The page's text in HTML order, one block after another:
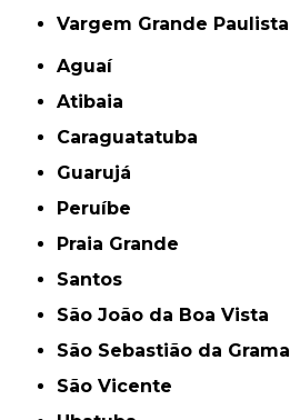
Vargem Grande Paulista
Aguaí
Atibaia
Caraguatatuba
Guarujá
Peruíbe
Praia Grande
Santos
São João da Boa Vista
São Sebastião da Grama
São Vicente